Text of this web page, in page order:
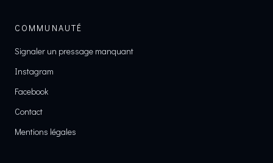
COMMUNAUTÉ
Signaler un pressage manquant
Instagram
Facebook
Contact
Mentions légales